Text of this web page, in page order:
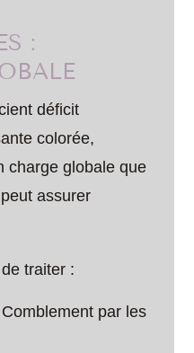
:
déficit
colorée,
charge globale que
peut assurer
traiter :
par les